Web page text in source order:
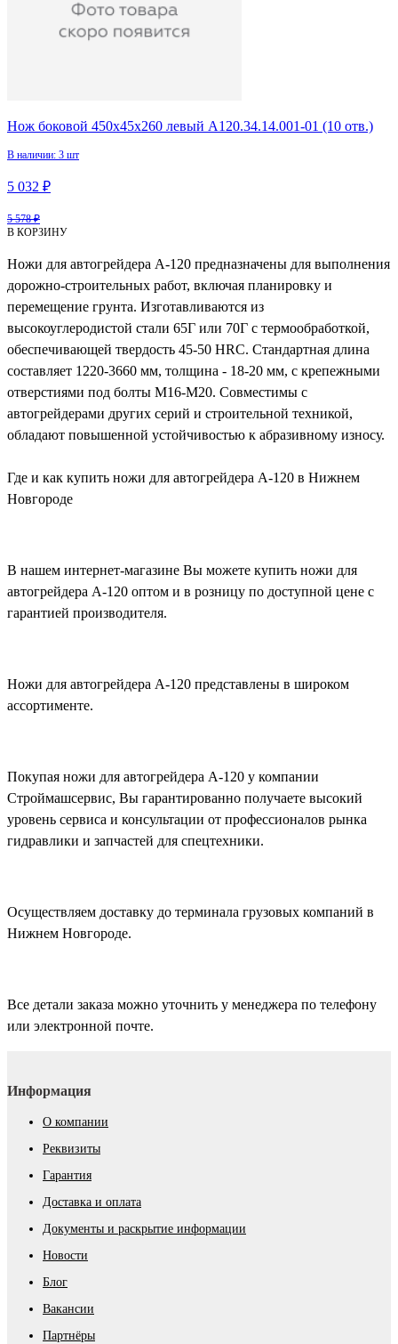
Нож боковой 450х45х260 левый А120.34.14.001-01 (10 отв.)
В наличии: 3 шт
5 032 ₽
5 578 ₽
В КОРЗИНУ
Ножи для автогрейдера А-120 предназначены для выполнения
дорожно-строительных работ, включая планировку и
перемещение грунта. Изготавливаются из
высокоуглеродистой стали 65Г или 70Г с термообработкой,
обеспечивающей твердость 45-50 HRC. Стандартная длина
составляет 1220-3660 мм, толщина - 18-20 мм, с крепежными
отверстиями под болты М16-М20. Совместимы с
автогрейдерами других серий и строительной техникой,
обладают повышенной устойчивостью к абразивному износу.
Где и как купить ножи для автогрейдера А-120 в Нижнем
Новгороде
В нашем интернет-магазине Вы можете купить ножи для
автогрейдера А-120 оптом и в розницу по доступной цене с
гарантией производителя.
Ножи для автогрейдера А-120 представлены в широком
ассортименте.
Покупая ножи для автогрейдера А-120 у компании
Строймашсервис, Вы гарантированно получаете высокий
уровень сервиса и консультации от профессионалов рынка
гидравлики и запчастей для спецтехники.
Осуществляем доставку до терминала грузовых компаний в
Нижнем Новгороде.
Все детали заказа можно уточнить у менеджера по телефону
или электронной почте.
Информация
О компании
Реквизиты
Гарантия
Доставка и оплата
Документы и раскрытие информации
Новости
Блог
Вакансии
Партнёры